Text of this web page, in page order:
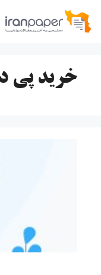
پرش
خرید پی